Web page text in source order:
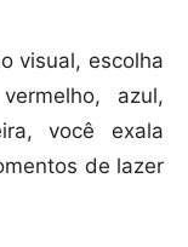
visual, escolha
azul,
você exala
de lazer